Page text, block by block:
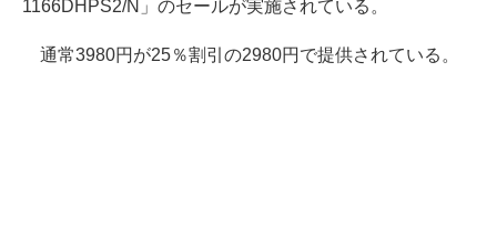
1166DHPS2/N」のセールが実施されている。
通常3980円が25％割引の2980円で提供されている。